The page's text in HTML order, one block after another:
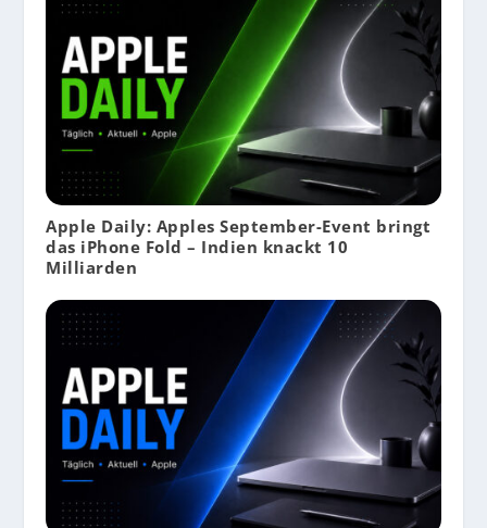
Apple Daily: Apples September-Event bringt
das iPhone Fold – Indien knackt 10
Milliarden